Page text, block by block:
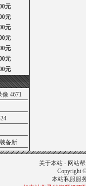
元
元
元
元
元
元
元
像4671
天骄2活力4207+新坐骑新装备新官印服务端
关于本站 - 网站
Copyright
本站私服服